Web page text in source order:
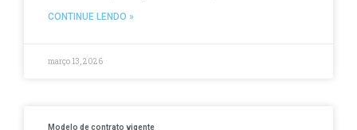
CONTINUE LENDO »
março 13, 2026
Modelo de contrato vigente